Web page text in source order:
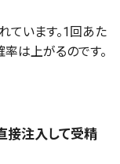
ています。1回あた
は上がるのです。
接注入して受精